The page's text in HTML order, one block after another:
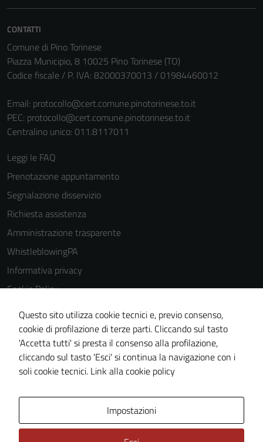
CONTATTI
Comune di Pino Torinese
Piazza Municipio, 8 10025 Pino Torinese (TO)
Codice fiscale / P. IVA: 82000370013 / 01984460012
Email: protocollo@cert.comune.pinotorinese.to.it
PEC: protocollo@cert.comune.pinotorinese.to.it
Centralino unico: 011.8117011
Leggi le FAQ
Prenotazione appuntamento
Segnalazione disservizio
Richiesta assistenza
Amministrazione trasparente
WhistleblowingPA
Informativa privacy
Cookie Policy
Note legali
Dichiarazione di accessibilità
Piano di miglioramento del sito
Certificazione sistema gestione qualità
Questo sito utilizza cookie tecnici e, previo consenso,
cookie di profilazione di terze parti. Cliccando sul tasto
'Accetta tutti' si presta il consenso alla profilazione,
cliccando sul tasto 'Esci' si continua la navigazione con i
soli cookie tecnici. Link alla cookie policy
Impostazioni